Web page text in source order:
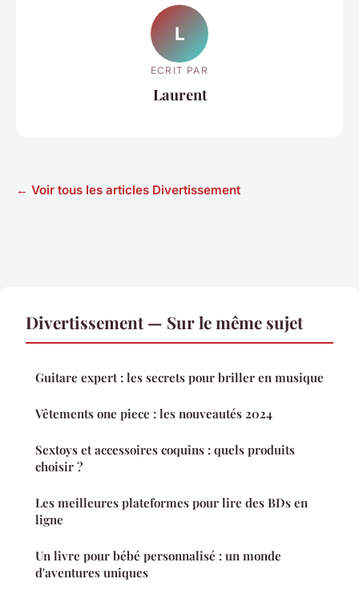
L
ECRIT PAR
Laurent
← Voir tous les articles Divertissement
Divertissement — Sur le même sujet
Guitare expert : les secrets pour briller en musique
Vêtements one piece : les nouveautés 2024
Sextoys et accessoires coquins : quels produits
choisir ?
Les meilleures plateformes pour lire des BDs en
ligne
Un livre pour bébé personnalisé : un monde
d'aventures uniques